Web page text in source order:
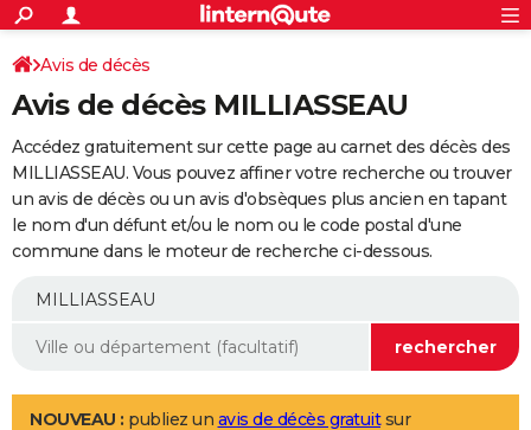
ACTUALITÉS
Politique
Société
Faits Divers
Education
Monde
Villes
+
SPORT
Coupe du monde 2026
Football
Tennis
Cyclisme
Rugby
Forum
Programme TV
TNTStreaming
Cinéma
Sorties cinéma
Musique
+
FINANCE
Impôts
Immobilier
Risques naturels par ville
Banque
Assurance
Crédit
AUTO
Essais
Réserver un essai
Citadines
Berlines
SUV
Forum auto
+
Mobiles
Meilleur smartphone
Internet
Ordinateurs
Jeux vidéo
Guide high-tech
Aménagement intérieur
LIFESTYLE
Avis de décès
Avis de décès MILLIASSEAU
Accédez gratuitement sur cette page au carnet des décès des
MILLIASSEAU. Vous pouvez affiner votre recherche ou trouver
un avis de décès ou un avis d'obsèques plus ancien en tapant
le nom d'un défunt et/ou le nom ou le code postal d'une
commune dans le moteur de recherche ci-dessous.
NOUVEAU : publiez un avis de décès gratuitsur